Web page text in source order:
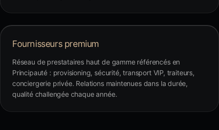
Fournisseurs premium
Réseau de prestataires haut de gamme référencés en
Principauté : provisioning, sécurité, transport VIP, traiteurs,
conciergerie privée. Relations maintenues dans la durée,
qualité challengée chaque année.